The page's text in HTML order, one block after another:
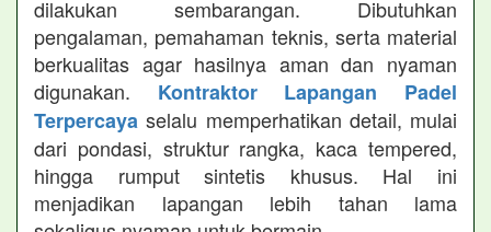
dilakukan sembarangan. Dibutuhkan
pengalaman, pemahaman teknis, serta material
berkualitas agar hasilnya aman dan nyaman
digunakan. Kontraktor Lapangan Padel
Terpercaya selalu memperhatikan detail, mulai
dari pondasi, struktur rangka, kaca tempered,
hingga rumput sintetis khusus. Hal ini
menjadikan lapangan lebih tahan lama